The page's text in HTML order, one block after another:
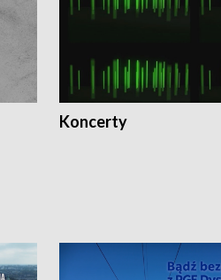
Koncerty